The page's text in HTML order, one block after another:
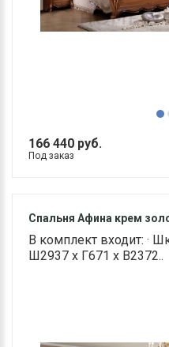
166 440 руб.
Под заказ
Спальня Афина крем
В комплект входит: ·
Ш2937 х Г671 х В2372..